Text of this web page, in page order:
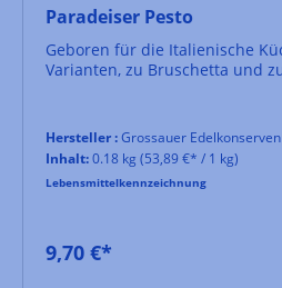
Paradeiser Pesto
Geboren für die Italienische
Varianten, zu Bruschetta und
Hersteller :Grossauer Edelkonserven
Inhalt:0.18 kg (53,89 €* / 1 kg)
Lebensmittelkennzeichnung
9,70 €*